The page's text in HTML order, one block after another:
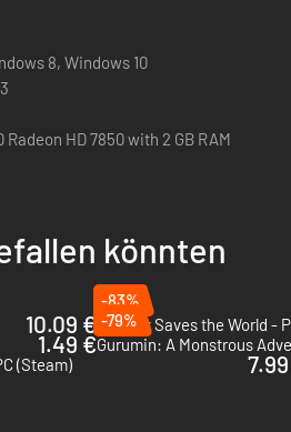
8, Windows 10
Radeon HD 7850 with 2 GB RAM
könnten
10.09 €
-83%
Nobody Saves the World -
1.49 €
-79%
Gurumin: A Monstrous
(Steam)